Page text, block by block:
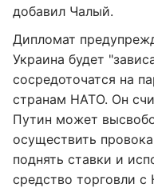
добавил Чалый.
Дипломат
Украина будет
сосредоточатся на
странам НАТО. Он
Путин может
осуществить
поднять ставки и
средство торговли с